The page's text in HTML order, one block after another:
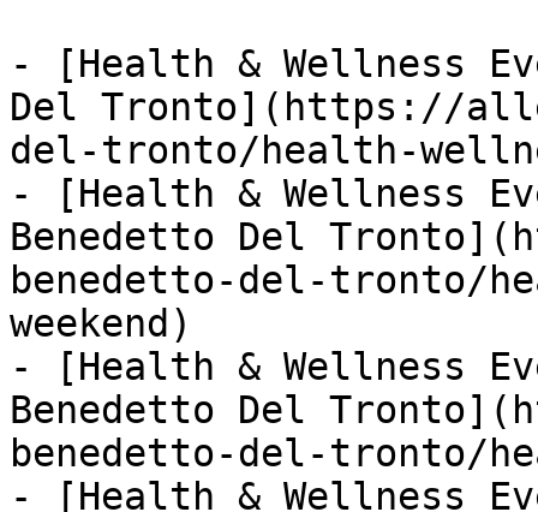
- [Health & Wellness
Del Tronto](https://
del-tronto/health-
- [Health & Wellness
Benedetto Del
benedetto-del-tronto/
weekend)
- [Health & Wellness
Benedetto Del
benedetto-del-tronto/
- [Health & Wellness